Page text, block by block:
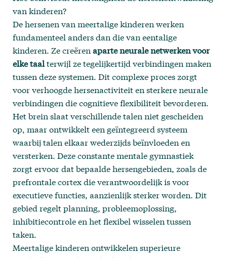
van kinderen?
De hersenen van meertalige kinderen werken
fundamenteel anders dan die van eentalige
kinderen. Ze creëren aparte neurale netwerken voor
elke taalterwijl ze tegelijkertijd verbindingen maken
tussen deze systemen. Dit complexe proces zorgt
voor verhoogde hersenactiviteit en sterkere neurale
verbindingen die cognitieve flexibiliteit bevorderen.
Het brein slaat verschillende talen niet gescheiden
op, maar ontwikkelt een geïntegreerd systeem
waarbij talen elkaar wederzijds beïnvloeden en
versterken. Deze constante mentale gymnastiek
zorgt ervoor dat bepaalde hersengebieden, zoals de
prefrontale cortex die verantwoordelijk is voor
executieve functies, aanzienlijk sterker worden. Dit
gebied regelt planning, probleemoplossing,
inhibitiecontrole en het flexibel wisselen tussen
taken.
Meertalige kinderen ontwikkelen superieure